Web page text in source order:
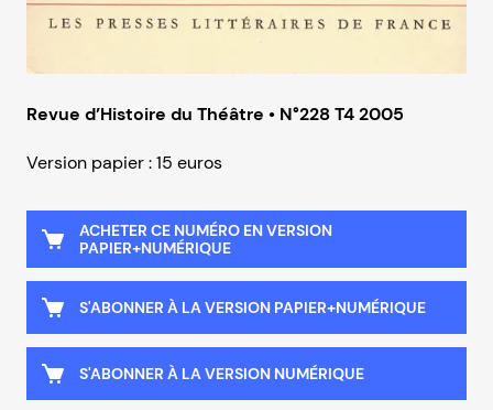
Revue d’Histoire du Théâtre • N°228 T4 2005
Version papier : 15 euros
ACHETER CE NUMÉRO EN VERSION
PAPIER+NUMÉRIQUE
S'ABONNER À LA VERSION PAPIER+NUMÉRIQUE
S'ABONNER À LA VERSION NUMÉRIQUE